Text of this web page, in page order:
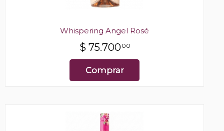
Whispering Angel Rosé
$ 75.70000
Comprar